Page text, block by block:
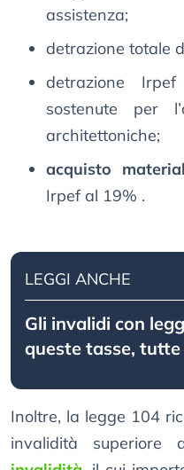
assistenza;
detrazione totale
detrazione
sostenute per
architettoniche;
acquisto
Irpef al 19% .
LEGGI ANCHE
Gli invalidi con
queste tasse, tutte
Inoltre, la legge 104
invalidità